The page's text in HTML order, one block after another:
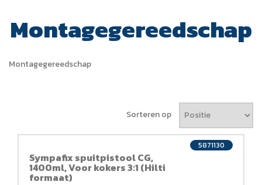
Montagegereedschap
Montagegereedschap
Sorteren op
Sympafix spuitpistool CG,
1400ml, Voor kokers 3:1 (Hilti
formaat)
5871130